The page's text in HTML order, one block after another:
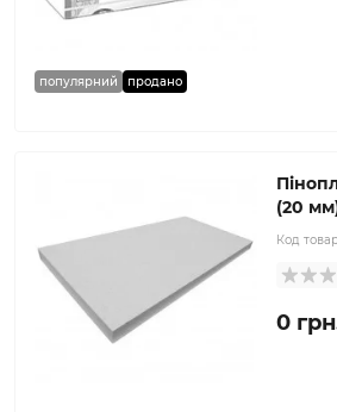
популярний продано
(20
Код
0